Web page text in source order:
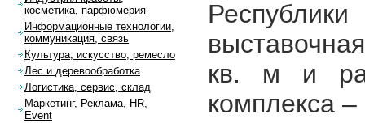
кв. м и
комплекса
косметика, парфюмерия
Информационные технологии,
коммуникация, связь
Культура, искусство, ремесло
Лес и деревообработка
Логистика, сервис, склад
Маркетинг, Реклама, HR,
Event